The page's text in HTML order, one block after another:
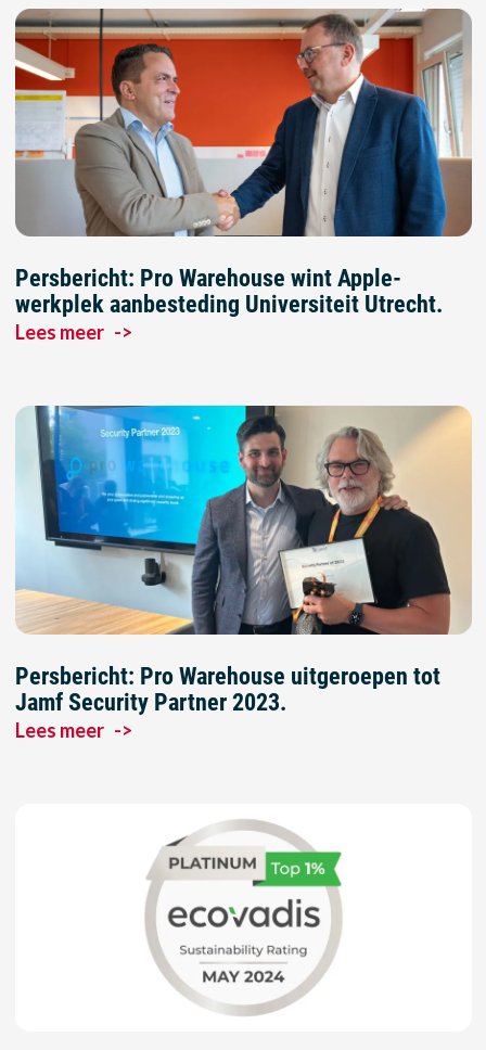
Persbericht: Pro Warehouse wint Apple-
werkplek aanbesteding Universiteit Utrecht.
Lees meer ->
Persbericht: Pro Warehouse uitgeroepen tot
Jamf Security Partner 2023.
Lees meer ->